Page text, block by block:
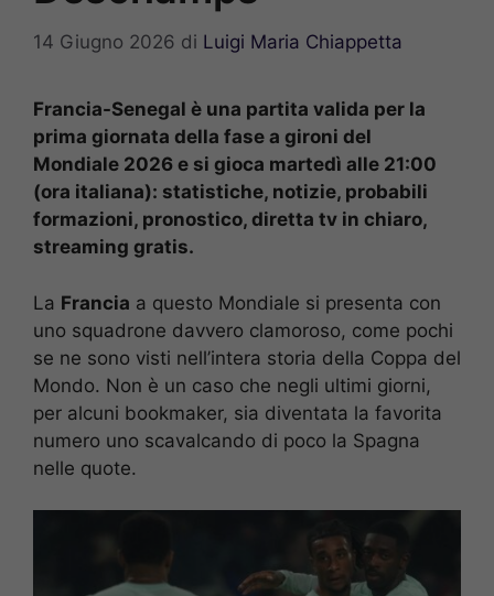
14 Giugno 2026 di Luigi Maria Chiappetta
Francia-Senegal è una partita valida per la
prima giornata della fase a gironi del
Mondiale 2026 e si gioca martedì alle 21:00
(ora italiana): statistiche, notizie, probabili
formazioni, pronostico, diretta tv in chiaro,
streaming gratis.
La Francia a questo Mondiale si presenta con
uno squadrone davvero clamoroso, come pochi
se ne sono visti nell’intera storia della Coppa del
Mondo. Non è un caso che negli ultimi giorni,
per alcuni bookmaker, sia diventata la favorita
numero uno scavalcando di poco la Spagna
nelle quote.